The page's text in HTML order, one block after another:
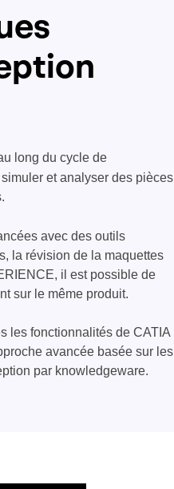
long du cycle de
et analyser des pièces
avec des outils
la révision de la maquettes
il est possible de
sur le même produit.
les fonctionnalités de CATIA
avancée basée sur les
par knowledgeware.